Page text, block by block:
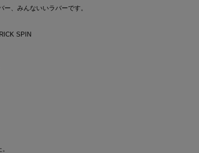
、みんないいラバーです。
SPIN